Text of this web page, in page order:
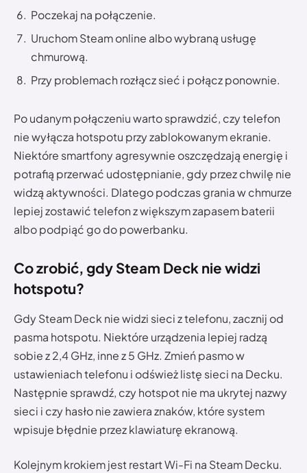
Poczekaj na połączenie.
Uruchom Steam online albo wybraną usługę
chmurową.
Przy problemach rozłącz sieć i połącz ponownie.
Po udanym połączeniu warto sprawdzić, czy telefon
nie wyłącza hotspotu przy zablokowanym ekranie.
Niektóre smartfony agresywnie oszczędzają energię i
potrafią przerwać udostępnianie, gdy przez chwilę nie
widzą aktywności. Dlatego podczas grania w chmurze
lepiej zostawić telefon z większym zapasem baterii
albo podpiąć go do powerbanku.
Co zrobić, gdy Steam Deck nie widzi
hotspotu?
Gdy Steam Deck nie widzi sieci z telefonu, zacznij od
pasma hotspotu. Niektóre urządzenia lepiej radzą
sobie z 2,4 GHz, inne z 5 GHz. Zmień pasmo w
ustawieniach telefonu i odśwież listę sieci na Decku.
Następnie sprawdź, czy hotspot nie ma ukrytej nazwy
sieci i czy hasło nie zawiera znaków, które system
wpisuje błędnie przez klawiaturę ekranową.
Kolejnym krokiem jest restart Wi-Fi na Steam Decku.